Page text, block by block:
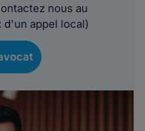
nous au
appel local)